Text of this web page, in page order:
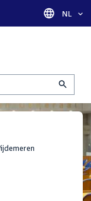
Taal
NL